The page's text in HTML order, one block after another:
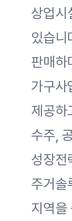
상업시
있습니
판매하
가구사
제공하
수주,
성장전
주거솔
지역을